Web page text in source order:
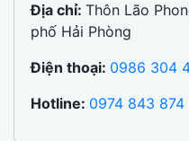
Địa chỉ: Thôn Lão
phố Hải Phòng
Điện thoại: 0986 304
Hotline: 0974 843 874